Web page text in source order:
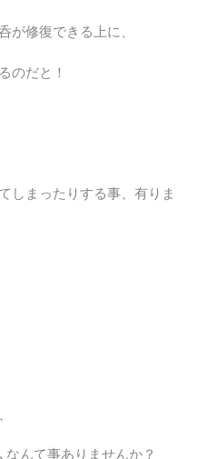
が修復できる上に、
のだと！
しまったりする事、有りま
なんて事ありませんか ？